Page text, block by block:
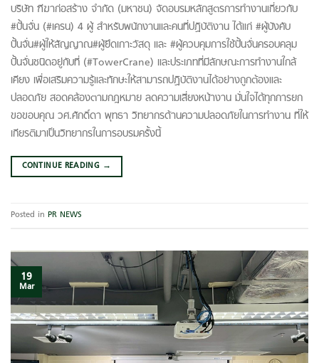
บริษัท ฑีฆาก่อสร้าง จำกัด (มหาชน) จัดอบรมหลักสูตรการทำงานเกี่ยวกับ
#ปั้นจั่น (#เครน) 4 ผู้ สำหรับพนักงานและคนที่ปฏิบัติงาน ได้แก่ #ผู้บังคับ
ปั้นจั่น#ผู้ให้สัญญาณ#ผู้ยึดเกาะวัสดุ และ #ผู้ควบคุมการใช้ปั้นจั่นครอบคลุม
ปั้นจั่นชนิดอยู่กับที่ (#TowerCrane) และประเภทที่มีลักษณะการทำงานใกล้
เคียง เพื่อเสริมความรู้และทักษะให้สามารถปฏิบัติงานได้อย่างถูกต้องและ
ปลอดภัย สอดคล้องตามกฎหมาย ลดความเสี่ยงหน้างาน มั่นใจได้ทุกการยก
ขอขอบคุณ วศ.ศักดิ์ดา พุทธา วิทยากรด้านความปลอดภัยในการทำงาน ที่ให้
เกียรติมาเป็นวิทยากรในการอบรมครั้งนี้
CONTINUE READING →
Posted in PR NEWS
19
Mar